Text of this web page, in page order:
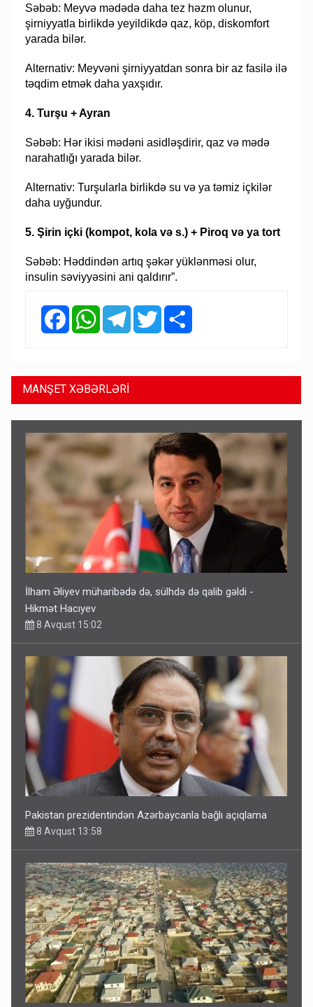
Səbəb: Meyvə mədədə daha tez həzm olunur,
şirniyyatla birlikdə yeyildikdə qaz, köp, diskomfort
yarada bilər.
Alternativ: Meyvəni şirniyyatdan sonra bir az fasilə ilə
təqdim etmək daha yaxşıdır.
4. Turşu + Ayran
Səbəb: Hər ikisi mədəni asidləşdirir, qaz və mədə
narahatlığı yarada bilər.
Alternativ: Turşularla birlikdə su və ya təmiz içkilər
daha uyğundur.
5. Şirin içki (kompot, kola və s.) + Piroq və ya tort
Səbəb: Həddindən artıq şəkər yüklənməsi olur,
insulin səviyyəsini ani qaldırır”.
FacebookWhatsAppTelegramTwitter
MANŞET XƏBƏRLƏRİ
İlham Əliyev müharibədə də, sülhdə də qalib gəldi -
Hikmət Hacıyev
8 Avqust 15:02
Pakistan prezidentindən Azərbaycanla bağlı açıqlama
8 Avqust 13:58